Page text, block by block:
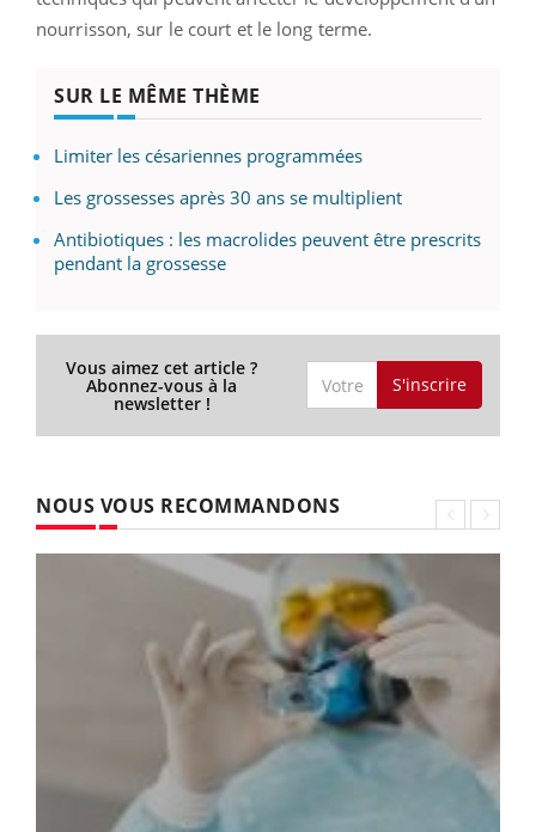
nourrisson, sur le court et le long terme.
SUR LE MÊME THÈME
Limiter les césariennes programmées
Les grossesses après 30 ans se multiplient
Antibiotiques : les macrolides peuvent être prescrits
pendant la grossesse
Vous aimez cet article ?
Abonnez-vous à la
newsletter !
S'inscrire
NOUS VOUS RECOMMANDONS